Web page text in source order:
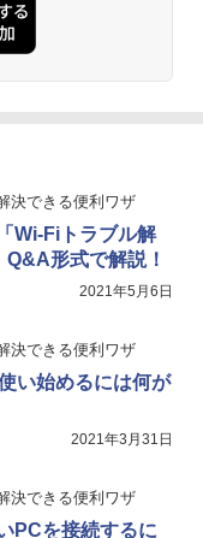
決できる便利ワザ
Wi-Fiトラブル解
形式で解説！
2021年5月6日
決できる便利ワザ
い始めるには何が
2021年3月31日
決できる便利ワザ
PCを接続するに